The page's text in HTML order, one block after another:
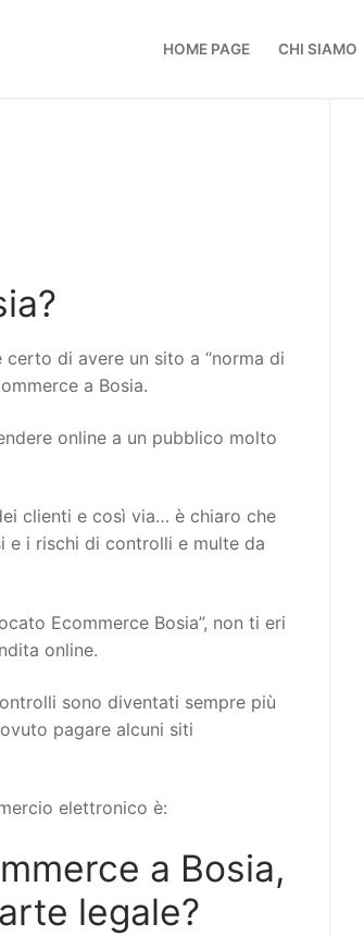
HOME PAGE CHI SIAMO
di avere un sito a “norma di
a Bosia.
online a un pubblico molto
clienti e così via… è chiaro che
e i rischi di controlli e multe da
Ecommerce Bosia”, non ti eri
online.
sono diventati sempre più
pagare alcuni siti
elettronico è:
a Bosia,
legale?